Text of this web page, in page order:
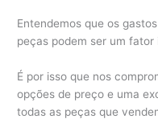
Entendemos que os
peças podem ser um
É por isso que nos
opções de preço e uma
todas as peças que